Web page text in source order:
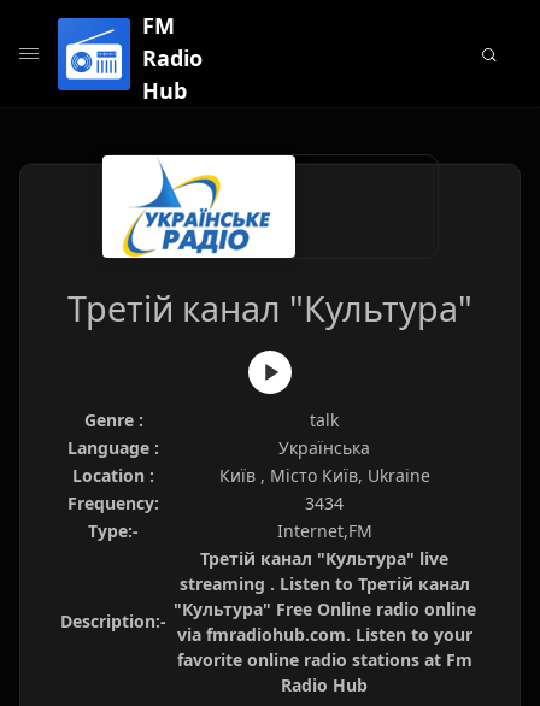
FM
Radio
Hub
Третій канал "Культура"
Genre :
talk
Language :
Українська
Location :
Київ , Місто Київ, Ukraine
Frequency:
3434
Type:-
Internet,FM
Description:-
Третій канал "Культура" live
streaming . Listen to Третій канал
"Культура" Free Online radio online
via fmradiohub.com. Listen to your
favorite online radio stations at Fm
Radio Hub